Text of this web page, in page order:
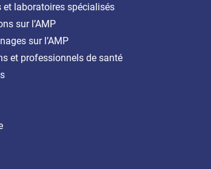
et laboratoires spécialisés
sur l’AMP
sur l’AMP
et professionnels de santé